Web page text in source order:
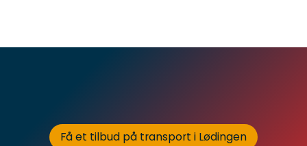
Få et tilbud på transport i Lødingen